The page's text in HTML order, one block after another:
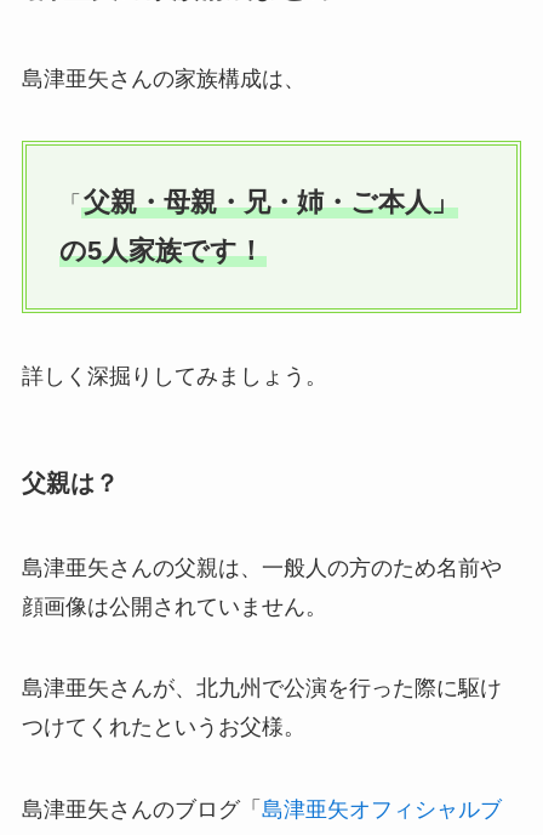
島津亜矢さんの家族構成は、
「 父親・母親・兄・姉・ご本人」
の5人家族です！
詳しく深掘りしてみましょう。
父親は？
島津亜矢さんの父親は、一般人の方のため名前や
顔画像は公開されていません。
島津亜矢さんが、北九州で公演を行った際に駆け
つけてくれたというお父様。
島津亜矢さんのブログ「 島津亜矢オフィシャルブ